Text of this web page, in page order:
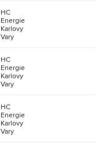
HC
Energie
Karlovy
Vary
HC
Energie
Karlovy
Vary
HC
Energie
Karlovy
Vary